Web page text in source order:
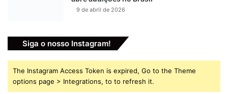
9 de abril de 2026
Siga o nosso Instagram!
The Instagram Access Token is expired, Go to the Theme
options page > Integrations, to to refresh it.